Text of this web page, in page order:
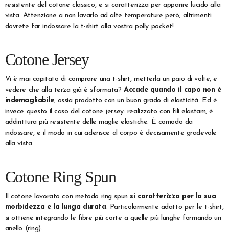
resistente del cotone classico, e si caratterizza per apparire lucido alla
vista. Attenzione a non lavarlo ad alte temperature però, altrimenti
dovrete far indossare la t-shirt alla vostra polly pocket!
Cotone Jersey
Vi è mai capitato di comprare una t-shirt, metterla un paio di volte, e
vedere che alla terza già è sformata?Accade quando il capo non è
indemagliabile, ossia prodotto con un buon grado di elasticità. Ed è
invece questo il caso del cotone jersey: realizzato con fili elastam, è
addirittura più resistente delle maglie elastiche. È comodo da
indossare, e il modo in cui aderisce al corpo è decisamente gradevole
alla vista.
Cotone Ring Spun
Il cotone lavorato con metodo ring spunsi caratterizza per la sua
morbidezza e la lunga durata. Particolarmente adatto per le t-shirt,
si ottiene integrando le fibre più corte a quelle più lunghe formando un
anello (ring).